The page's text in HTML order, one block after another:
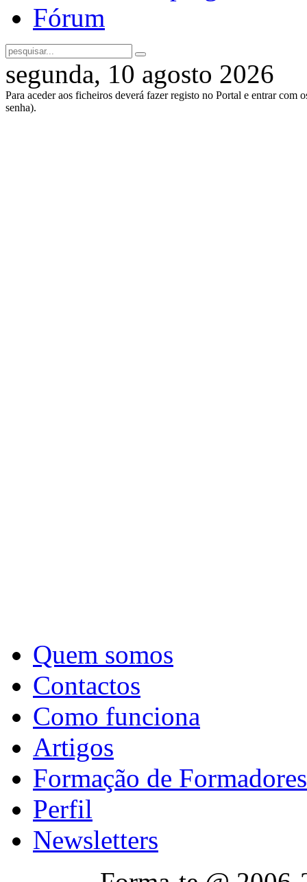
Fórum
segunda, 10 agosto 2026
Para aceder aos ficheiros deverá fazer registo no Portal e entrar com
senha).
Quem somos
Contactos
Como funciona
Artigos
Formação de Formadores
Perfil
Newsletters